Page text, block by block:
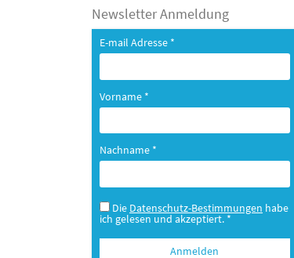
Newsletter Anmeldung
E-mail Adresse *
Vorname *
Nachname *
Die Datenschutz-Bestimmungen habe
ich gelesen und akzeptiert. *